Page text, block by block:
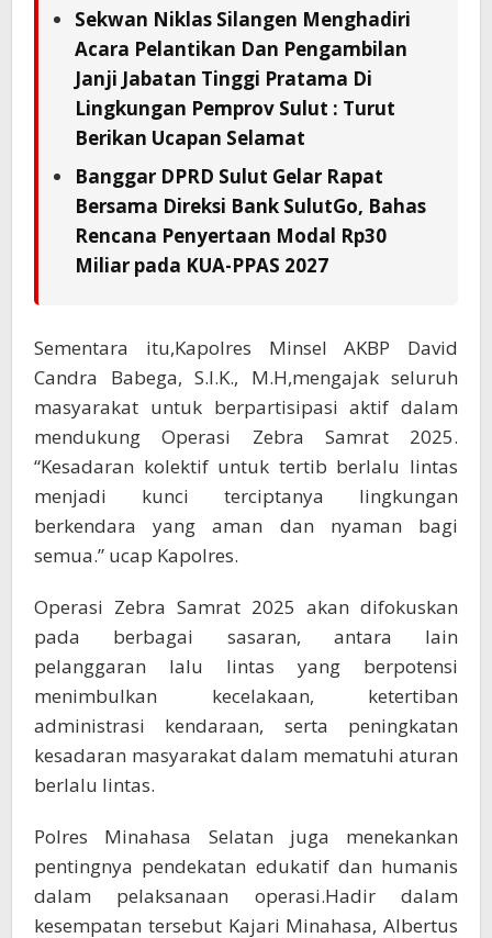
Sekwan Niklas Silangen Menghadiri
Acara Pelantikan Dan Pengambilan
Janji Jabatan Tinggi Pratama Di
Lingkungan Pemprov Sulut : Turut
Berikan Ucapan Selamat
Banggar DPRD Sulut Gelar Rapat
Bersama Direksi Bank SulutGo, Bahas
Rencana Penyertaan Modal Rp30
Miliar pada KUA-PPAS 2027
Sementara itu,Kapolres Minsel AKBP David
Candra Babega, S.I.K., M.H,mengajak seluruh
masyarakat untuk berpartisipasi aktif dalam
mendukung Operasi Zebra Samrat 2025.
“Kesadaran kolektif untuk tertib berlalu lintas
menjadi kunci terciptanya lingkungan
berkendara yang aman dan nyaman bagi
semua.” ucap Kapolres.
Operasi Zebra Samrat 2025 akan difokuskan
pada berbagai sasaran, antara lain
pelanggaran lalu lintas yang berpotensi
menimbulkan kecelakaan, ketertiban
administrasi kendaraan, serta peningkatan
kesadaran masyarakat dalam mematuhi aturan
berlalu lintas.
Polres Minahasa Selatan juga menekankan
pentingnya pendekatan edukatif dan humanis
dalam pelaksanaan operasi.Hadir dalam
kesempatan tersebut Kajari Minahasa, Albertus